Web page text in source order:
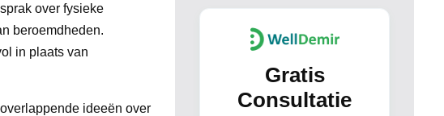
over fysieke
beroemdheden.
in plaats van
ideeën over
Gratis
Consultatie